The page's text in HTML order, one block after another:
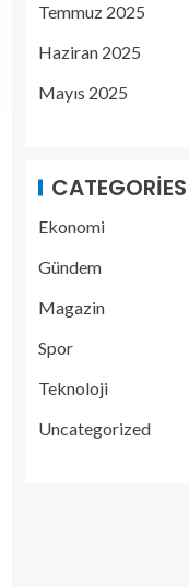
Temmuz 2025
Haziran 2025
Mayıs 2025
CATEGORIES
Ekonomi
Gündem
Magazin
Spor
Teknoloji
Uncategorized